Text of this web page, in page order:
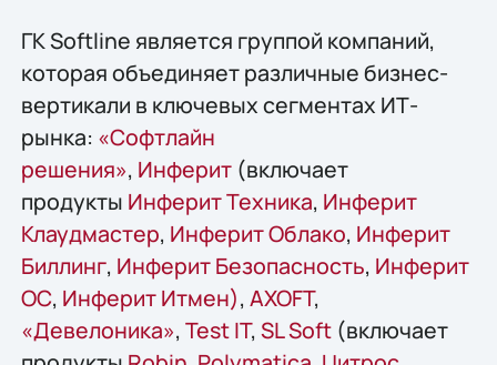
ГК Softline является группой компаний,
которая объединяет различные бизнес-
вертикали в ключевых сегментах ИТ-
рынка: «Софтлайн
решения», Инферит(включает
продукты Инферит Техника, Инферит
Клаудмастер, Инферит Облако, Инферит
Биллинг, Инферит Безопасность, Инферит
ОС, Инферит Итмен), AХОFT,
«Девелоника», Test IT, SL Soft(включает